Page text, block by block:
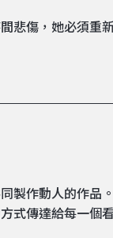
悲傷，她必須重
製作動人的作品。
式傳達給每一個